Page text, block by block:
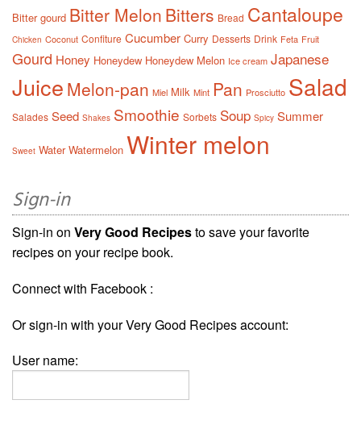
Bitter gourd Bitter Melon Bitters Bread Cantaloupe
Chicken Coconut Confiture Cucumber Curry Desserts Drink Feta Fruit
Gourd Honey Honeydew Honeydew Melon Ice cream Japanese
Juice Melon-pan Miel Milk Mint Pan Prosciutto Salad
Salades Seed Shakes Smoothie Sorbets Soup Spicy Summer
Sweet Water Watermelon Winter melon
Sign-in
Sign-in on Very Good Recipesto save your favorite
recipes on your recipe book.
Connect with Facebook :
Or sign-in with your Very Good Recipes account:
User name: